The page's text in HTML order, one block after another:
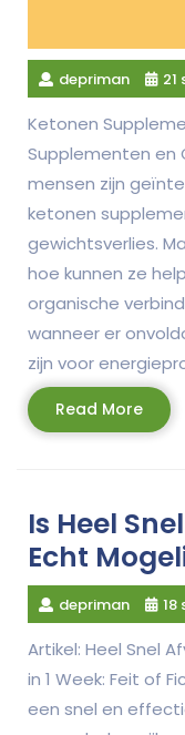
depriman
Ketonen
Supplementen en
mensen zijn
ketonen
gewichtsverlies.
hoe kunnen ze
organische
wanneer er
zijn voor
Read MoreRead
More
Is Heel
Echt
depriman 18
Artikel: Heel Snel
in 1 Week: Feit of
een snel en